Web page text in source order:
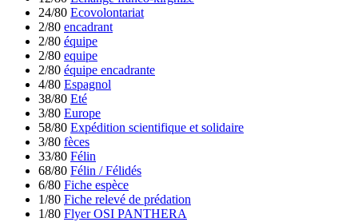
24/80 Ecovolontariat
2/80 encadrant
2/80 équipe
2/80 equipe
2/80 équipe encadrante
4/80 Espagnol
38/80 Eté
3/80 Europe
58/80 Expédition scientifique et solidaire
3/80 fèces
33/80 Félin
68/80 Félin / Félidés
6/80 Fiche espèce
1/80 Fiche relevé de prédation
1/80 Flyer OSI PANTHERA